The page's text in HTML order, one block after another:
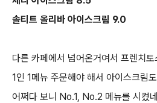
솔티트 올리바 아이스크림 9.0
다른 카페에서 넘어온거여서 프렌치토
1인 1메뉴 주문해야 해서 아이스크림
어쩌다 보니 No.1, No.2 메뉴를 시켰